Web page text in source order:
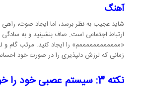
آهنگ
شاید عجیب به نظر برسد، اما ایجاد صوت، راهی
ارتباط اجتماعی است. صاف بنشینید و به
«ممممممممممممم» را ایجاد کنید. مرتب گام و
زمانی که لرزش دلپذیری را در صورت خود
نکته 3: سیستم عصبی خود را خود تنظیم کنید